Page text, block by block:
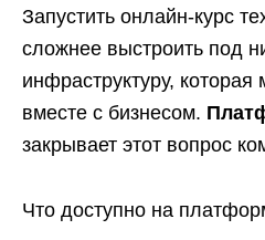
Запустить онлайн-курс
сложнее выстроить под
инфраструктуру, которая
вместе с бизнесом.
закрывает этот вопрос
Что доступно на